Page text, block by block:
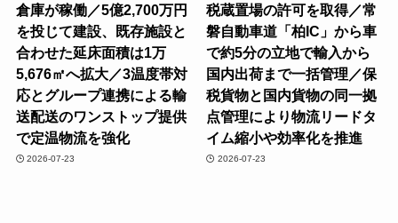
倉庫が稼働／5億2,700万円
を投じて建設、既存施設と
合わせた延床面積は1万
5,676㎡へ拡大／3温度帯対
応とグループ連携による輸
送配送のワンストップ提供
で定温物流を強化
2026-07-23
税蔵置場の許可を取得／常
磐自動車道「柏IC」から車
で約5分の立地で輸入から
国内出荷まで一括管理／保
税貨物と国内貨物の同一拠
点管理により物流リードタ
イム縮小や効率化を推進
2026-07-23